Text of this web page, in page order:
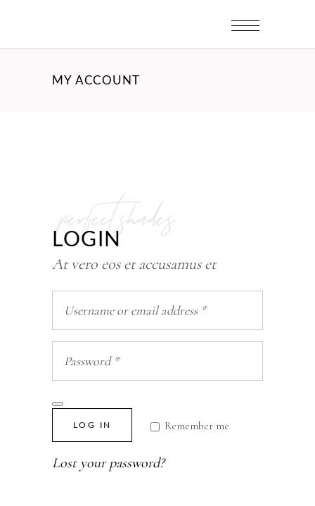
MY ACCOUNT
perfect shades
LOGIN
At vero eos et accusamus et
Remember me
LOG IN
Lost your password?